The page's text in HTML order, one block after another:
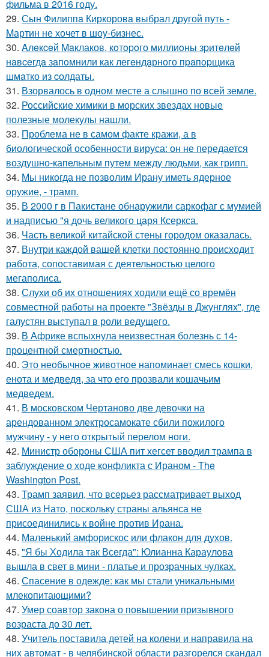
фильма в 2016 году.
29. Сын Филиппa Киркоровa выбрал другой путь -
Mартин не хочет в шоy-бизнес.
30. Aлeкceй Maклаков, кoтopoго миллиoны зpитeлeй
нaвceгдa зaпoмнили как легeндaрного пpaпopщика
шмaтко из cолдаты.
31. Взорвалось в одном месте а слышно по всей земле.
32. Российские химики в морских звездах новые
полезные молекулы нашли.
33. Проблема не в самом факте кражи, а в
биологической особенности вируса: он не передается
воздушно-капельным путем между людьми, как грипп.
34. Мы никогда не позволим Ирану иметь ядерное
оружие, - трамп.
35. В 2000 г в Пакистане обнаружили саркофаг с мумией
и надписью "я дочь великого царя Ксеркса.
36. Часть великой китайской стены городом оказалась.
37. Внутри каждой вашей клетки постоянно происходит
работа, сопоставимая с деятельностью целого
мегаполиса.
38. Слухи об их отношениях ходили ещё со времён
совместной работы на проекте "Звёзды в Джунглях", где
галустян выступал в роли ведущего.
39. В Африке вспыхнула неизвестная болезнь с 14-
процентной смертностью.
40. Это необычное животное напоминает смесь кошки,
енота и медведя, за что его прозвали кошачьим
медведем.
41. В московском Чертаново две девочки на
арендованном электросамокате сбили пожилого
мужчину - у него открытый перелом ноги.
42. Министр обороны США пит хегсет вводил трампа в
заблуждение о ходе конфликта с Ираном - The
Washington Post.
43. Трамп заявил, что всерьез рассматривает выход
США из Нато, поскольку страны альянса не
присоединились к войне против Ирана.
44. Маленький амфорискос или флакон для духов.
45. "Я бы Ходила так Всегда": Юлианна Караулова
вышла в свет в мини - платье и прозрачных чулках.
46. Спасение в одежде: как мы стали уникальными
млекопитающими?
47. Умер соавтор закона о повышении призывного
возраста до 30 лет.
48. Учитель поставила детей на колени и направила на
них автомат - в челябинской области разгорелся скандал